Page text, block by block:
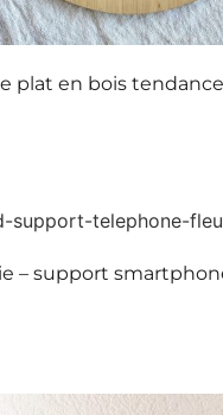
plat en bois
– support